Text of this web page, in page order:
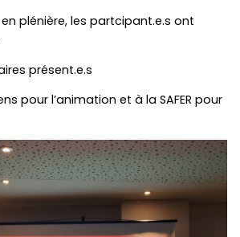
plénière, les partcipant.e.s ont
présent.e.s
pour l’animation et à la SAFER pour